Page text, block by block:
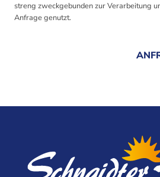
streng zweckgebunden zur Verarbeitung
Anfrage genutzt.